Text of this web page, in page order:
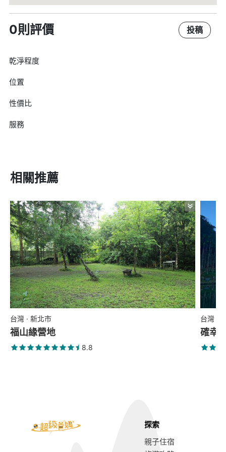
0則評價 投稿
乾淨程度
位置
性價比
服務
相關推薦
台灣 · 新北市
福山緣營地
8.8
台灣 ·
確幸
探索
親子住宿